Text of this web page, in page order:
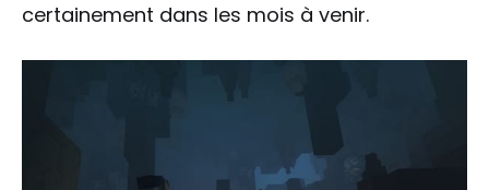
certainement dans les mois à venir.